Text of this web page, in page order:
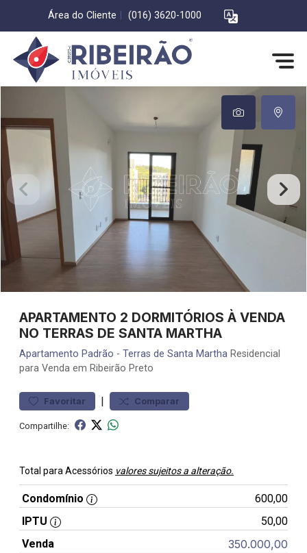
Área do Cliente (016) 3620-1000
APARTAMENTO 2 DORMITÓRIOS À VENDA
NO TERRAS DE SANTA MARTHA
Apartamento Padrão - Terras de Santa Martha Residencial
para Venda em Ribeirão Preto
Favoritar | Comparar
Compartilhe:
Total para Acessórios valores sujeitos a alteração.
Condomínio
600,00
IPTU
50,00
Venda
350.000,00